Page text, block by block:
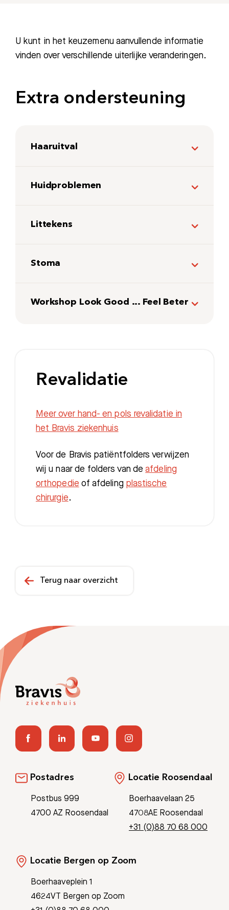
U kunt in het keuzemenu aanvullende informatie
vinden over verschillende uiterlijke veranderingen.
Extra ondersteuning
Haaruitval
Huidproblemen
Littekens
Stoma
Workshop Look Good ... Feel Beter
Revalidatie
Meer over hand- en pols revalidatie in
het Bravis ziekenhuis
Voor de Bravis patiëntfolders verwijzen
wij u naar de folders van deafdeling
orthopedie of afdeling plastische
chirurgie.
Terug naar overzicht
Postadres
Postbus 999
4700 AZ Roosendaal
Locatie Roosendaal
Boerhaavelaan 25
4708AE Roosendaal
+31 (0)88 70 68 000
Locatie Bergen op Zoom
Boerhaaveplein 1
4624VT Bergen op Zoom